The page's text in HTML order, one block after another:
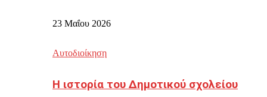
23 Μαΐου 2026
Αυτοδιοίκηση
Η ιστορία του Δημοτικού σχολείου